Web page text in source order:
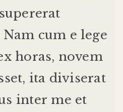
supererat
Nam cum e lege
horas, novem
, ita diviserat
inter me et